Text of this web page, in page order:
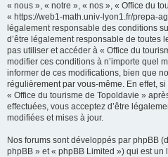
« nous », « notre », « nos », « Office du
« https://web1-math.univ-lyon1.fr/prepa-
légalement responsable des conditions
d’être légalement responsable de toutes
pas utiliser et accéder à « Office du
modifier ces conditions à n’importe quel
informer de ces modifications, bien que
régulièrement par vous-même. En effet,
« Office du tourisme de Topoldavie »
effectuées, vous acceptez d’être
modifiées et mises à jour.
Nos forums sont développés par phpBB
phpBB » et « phpBB Limited ») qui est